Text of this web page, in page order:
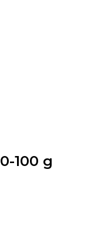
100 g